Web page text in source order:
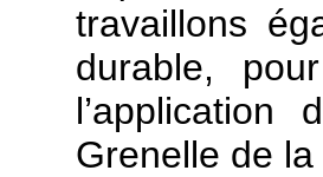
travaillons
durable,
Grenelle de la